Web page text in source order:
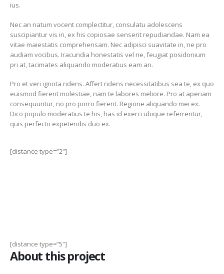
ius.
Nec an natum vocent complectitur, consulatu adolescens
suscipiantur vis in, ex his copiosae senserit repudiandae. Nam ea
vitae maiestatis comprehensam. Nec adipisci suavitate in, ne pro
audiam vocibus. Iracundia honestatis vel ne, feugiat posidonium
pri at, tacimates aliquando moderatius eam an.
Pro et veri ignota ridens. Affert ridens necessitatibus sea te, ex quo
euismod fierent molestiae, nam te labores meliore. Pro at aperiam
consequuntur, no pro porro fierent. Regione aliquando mei ex.
Dico populo moderatius te his, has id exerci ubique referrentur,
quis perfecto expetendis duo ex.
[distance type=”2″]
[distance type=”5″]
About this project